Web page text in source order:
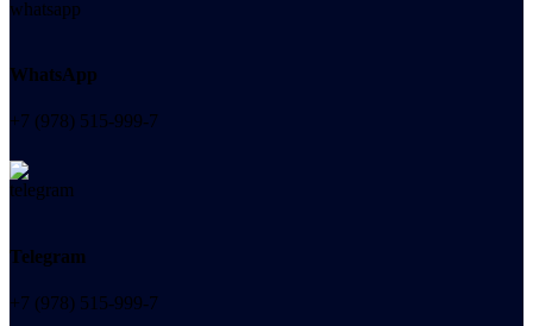
WhatsApp
+7 (978) 515-999-7
Telegram
+7 (978) 515-999-7